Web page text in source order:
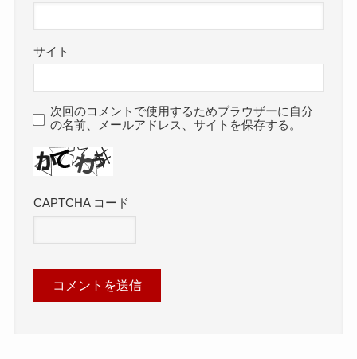
サイト
次回のコメントで使用するためブラウザーに自分
の名前、メールアドレス、サイトを保存する。
CAPTCHA コード